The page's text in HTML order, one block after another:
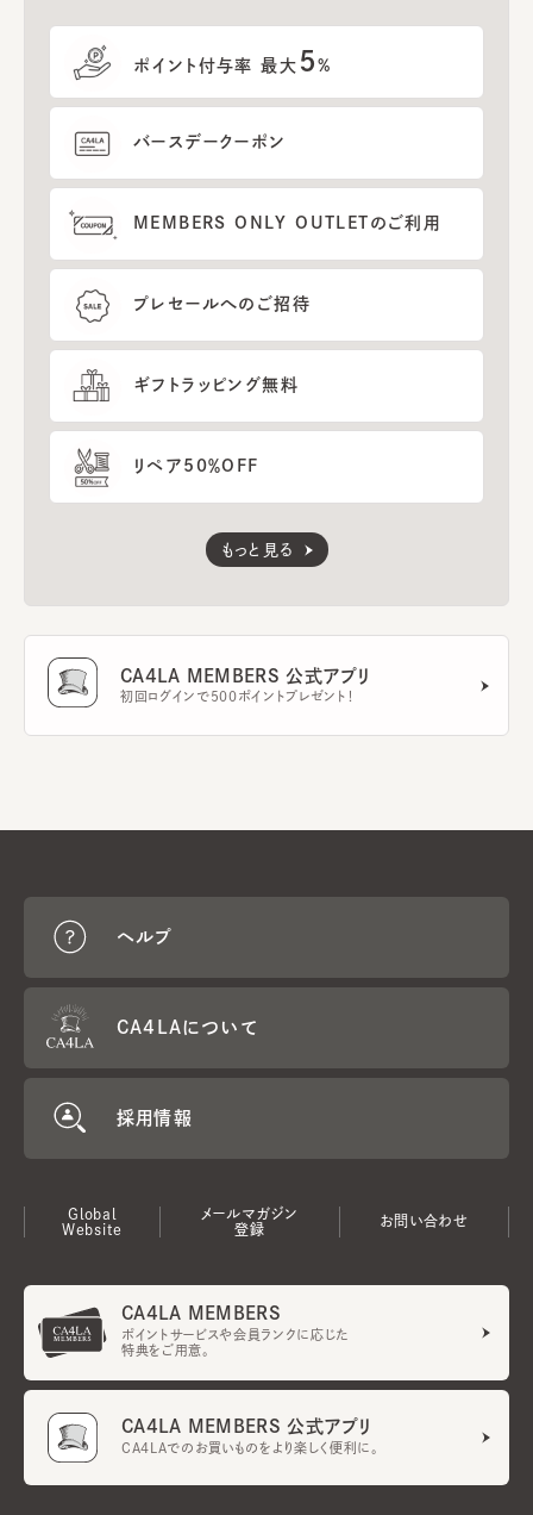
ポイント付与率 最大 5%
バースデークーポン
MEMBERS ONLY OUTLETのご利用
プレセールへのご招待
ギフトラッピング無料
リペア50％OFF
もっと見る
CA4LA MEMBERS 公式アプリ
初回ログインで500ポイントプレゼント！
ヘルプ
CA4LAについて
採用情報
Global
Website
メールマガジン
登録
お問い合わせ
CA4LA MEMBERS
ポイントサービスや会員ランクに応じた
特典をご用意。
CA4LA MEMBERS 公式アプリ
CA4LAでのお買いものをより楽しく便利に。